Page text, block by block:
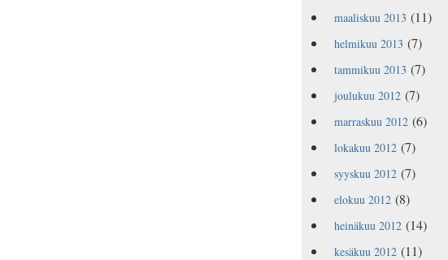
maaliskuu 2013 (11)
helmikuu 2013 (7)
tammikuu 2013 (7)
joulukuu 2012(7)
marraskuu 2012(6)
lokakuu 2012(7)
syyskuu 2012(7)
elokuu 2012(8)
heinäkuu 2012(14)
kesäkuu 2012(11)